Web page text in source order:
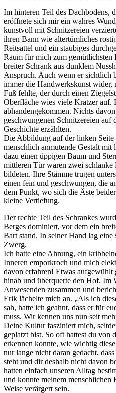
Im hinteren Teil des Dachbodens,
eröffnete sich mir ein wahres
kunstvoll mit Schnitzereien
ihren Bann wie altertümliches
Reitsattel und ein staubiges
Raum für mich zum gemütlichsten
breiter Schrank aus dunklem
Anspruch. Auch wenn er sichtlich
immer die Handwerkskunst wider,
Fuß fehlte, der durch einen
Oberfläche wies viele Kratzer auf.
abhandengekommen. Nichts
geschwungenen Schnitzereien auf
Geschichte erzählten.
Die Abbildung auf der linken Seite
menschlich anmutende Gestalt mit
dazu einen üppigen Baum und
mittleren Tür waren zwei schlanke
bildeten. Ihre Stämme trugen
einen fein und geschwungen, die
dem Punkt, wo sich die Äste
kleine Vertiefung.
Der rechte Teil des Schrankes
Berges dominiert, vor dem ein
Bart stand. In seiner Hand lag
Zwerg.
Ich hatte eine Ahnung, ein
Inneren emporkroch und mich
davon erfahren! Etwas aufgewühlt
hinab und überquerte den Hof. Im
Anwesenden zusammen und
Erik lächelte mich an. „Als ich
sah, hatte ich geahnt, dass er für
muss. Wir kennen uns nun seit
Deine Kultur fasziniert mich,
geplatzt bist. So oft hattest du von
erkennen konnte, wie wichtig
nur lange nicht daran gedacht,
steht und dir deshalb nicht davon
hatten einfach unseren Alltag
und konnte meinem menschlichen
Weise verärgert sein.